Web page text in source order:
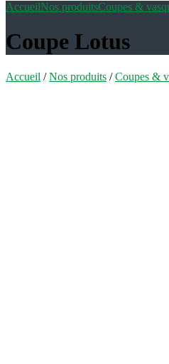
AccueilNos produitsCoupes &
Coupe Lotus
Accueil /Nos produits /Coupes &